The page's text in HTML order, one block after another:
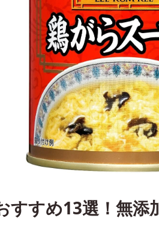
すすめ13選！無添